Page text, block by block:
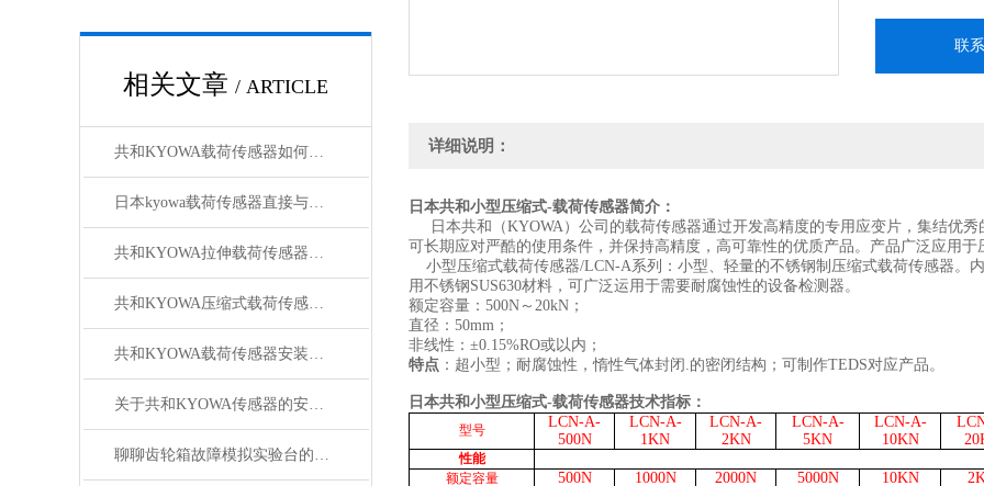
相关文章 / ARTICLE
共和KYOWA载荷传感器如何更换,方法其实很简单
日本kyowa载荷传感器直接与间接监测方法
共和KYOWA拉伸载荷传感器的选择需要考虑的条件有哪些？
共和KYOWA压缩式载荷传感器工作原理
共和KYOWA载荷传感器安装操作规程
关于共和KYOWA传感器的安装小技巧想知道吗
聊聊齿轮箱故障模拟实验台的组成及维护
联
详细说明：
日本共和小型压缩式-载荷传感器简介：
日本共和（KYOWA）公司的载荷传感器通过开发高精度的专用应变片，集结优
可长期应对严酷的使用条件，并保持高精度，高可靠性的优质产品。产品广泛应用
小型压缩式载荷传感器/LCN-A系列：小型、轻量的不锈钢制压缩式载荷传感器。
用不锈钢SUS630材料，可广泛运用于需要耐腐蚀性的设备检测器。
额定容量：500N～20kN；
直径：50mm；
非线性：±0.15%RO或以内；
特点 ：超小型；耐腐蚀性，惰性气体封闭.的密闭结构；可制作TEDS对应产品。
日本共和小型压缩式-载荷传感器技术指标：
型号 LCN-A-
500N
LCN-A-
1KN
LCN-A-
2KN
LCN-A-
5KN
LCN-A-
10KN
L
性能
额定容量
500N 1000N 2000N 5000N 10KN